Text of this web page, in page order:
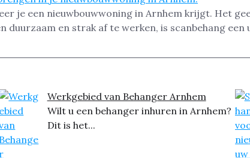
je een nieuwbouwwoning in Arnhem krijgt. Het
duurzaam en strak af te werken, is scanbehang
Werkgebied van Behanger Arnhem
Wilt u een behanger inhuren in Arnhem?
Dit is het...